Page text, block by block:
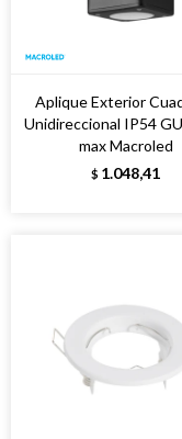
Aplique Exterior
Unidireccional IP54
max Macroled
$ 1.048,41